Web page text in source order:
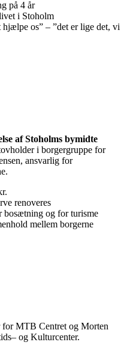
på 4 år
i Stoholm
os” – ”det er lige det, vi
af Stoholms bymidte
i borgergruppe for
ansvarlig for
renoveres
bosætning og for turisme
mellem borgerne
MTB Centret og Morten
og Kulturcenter.